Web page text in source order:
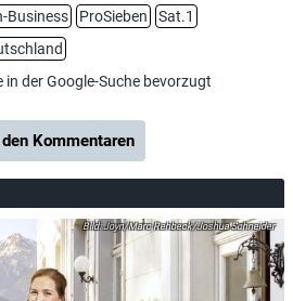
Business ProSieben
Sat.1
der Google-Suche bevorzugt
Kommentaren
Joyn/Marc Rehbeck/Joshua Schneider